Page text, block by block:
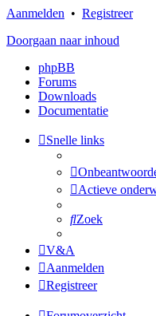
Aanmelden • Registreer
Doorgaan naar inhoud
phpBB
Forums
Downloads
Documentatie
Snelle links
Actieve
Zoek
V&A
Aanmelden
Registreer